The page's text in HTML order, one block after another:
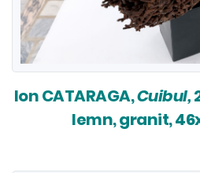
Ion CATARAGA,Cuibul,
lemn, granit,